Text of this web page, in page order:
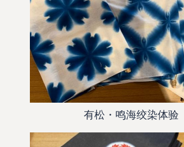
有松・鸣海绞染体验